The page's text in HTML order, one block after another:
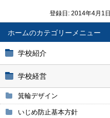
ホーム
学校紹介
学校経営
箕輪デザイン
いじめ防止基本方針
登録日: 2014年4月1日